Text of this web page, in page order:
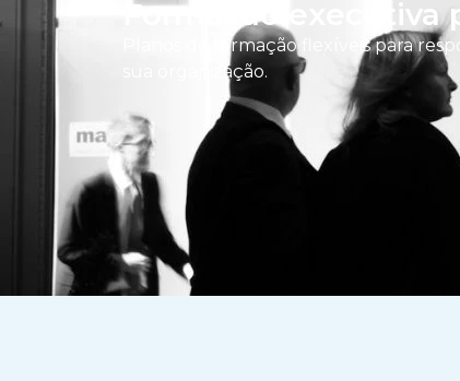
Formação executiva
Planos de formação flexíveis para
sua organização.